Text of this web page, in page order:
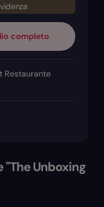
completo
Restaurante
"The Unboxing